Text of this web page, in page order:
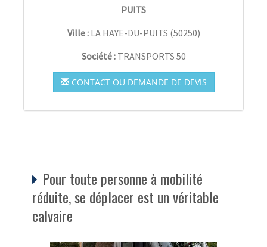
PUITS
Ville : LA HAYE-DU-PUITS (50250)
Société : TRANSPORTS 50
CONTACT OU DEMANDE DE DEVIS
Pour toute personne à mobilité
réduite, se déplacer est un véritable
calvaire